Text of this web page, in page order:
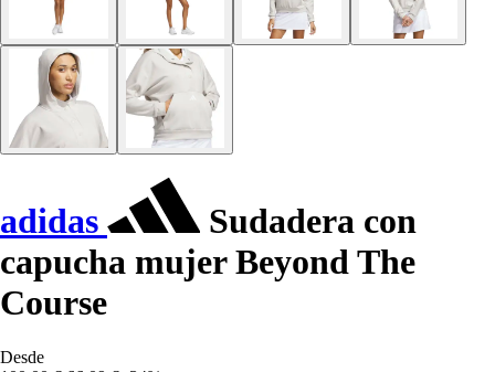
adidas
Sudadera con
capucha mujer Beyond The
Course
Desde